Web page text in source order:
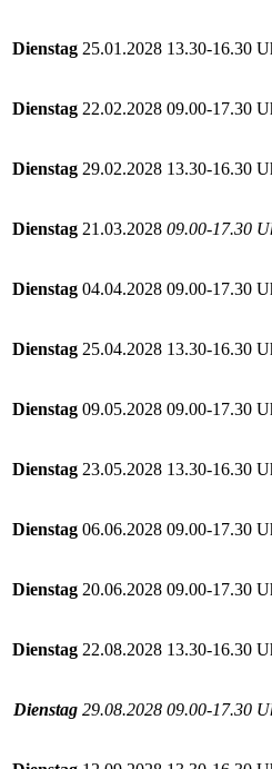
Dienstag 25.01.2028 13.30-16.30
Dienstag 22.02.2028 09.00-17.30
Dienstag 29.02.2028 13.30-16.30
Dienstag 21.03.2028 09.00-17.30
Dienstag 04.04.2028 09.00-17.30
Dienstag 25.04.2028 13.30-16.30
Dienstag 09.05.2028 09.00-17.30
Dienstag 23.05.2028 13.30-16.30
Dienstag 06.06.2028 09.00-17.30
Dienstag 20.06.2028 09.00-17.30
Dienstag 22.08.2028 13.30-16.30
Dienstag 29.08.2028 09.00-17.30